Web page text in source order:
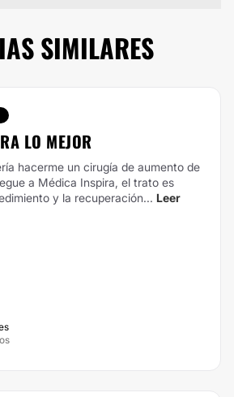
SIMILARES
LO MEJOR
hacerme un cirugía de aumento de
a Médica Inspira, el trato es
y la recuperación... Leer